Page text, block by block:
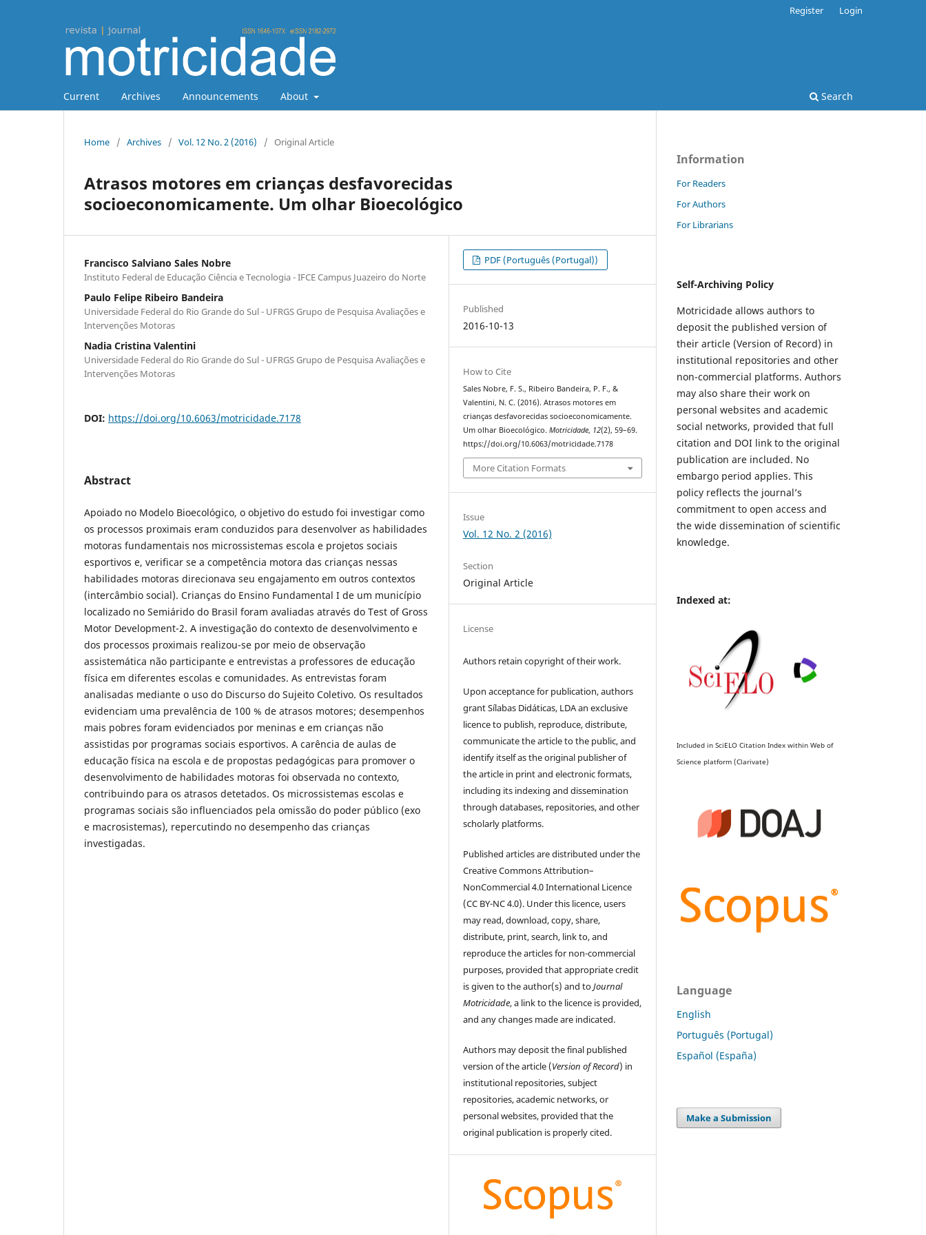
Current Archives Announcements About Search
Register Login
Home / Archives / Vol. 12 No. 2 (2016) / Original Article
Atrasos motores em crianças desfavorecidas
socioeconomicamente. Um olhar Bioecológico
Francisco Salviano Sales Nobre
Instituto Federal de Educação Ciência e Tecnologia - IFCE Campus Juazeiro do Norte
Paulo Felipe Ribeiro Bandeira
Universidade Federal do Rio Grande do Sul - UFRGS Grupo de Pesquisa Avaliações e
Intervenções Motoras
Nadia Cristina Valentini
Universidade Federal do Rio Grande do Sul - UFRGS Grupo de Pesquisa Avaliações e
Intervenções Motoras
DOI: https://doi.org/10.6063/motricidade.7178
Abstract
Apoiado no Modelo Bioecológico, o objetivo do estudo foi investigar como
os processos proximais eram conduzidos para desenvolver as habilidades
motoras fundamentais nos microssistemas escola e projetos sociais
esportivos e, verificar se a competência motora das crianças nessas
habilidades motoras direcionava seu engajamento em outros contextos
(intercâmbio social). Crianças do Ensino Fundamental I de um município
localizado no Semiárido do Brasil foram avaliadas através do Test of Gross
Motor Development-2. A investigação do contexto de desenvolvimento e
dos processos proximais realizou-se por meio de observação
assistemática não participante e entrevistas a professores de educação
física em diferentes escolas e comunidades. As entrevistas foram
analisadas mediante o uso do Discurso do Sujeito Coletivo. Os resultados
evidenciam uma prevalência de 100 % de atrasos motores; desempenhos
mais pobres foram evidenciados por meninas e em crianças não
assistidas por programas sociais esportivos. A carência de aulas de
educação física na escola e de propostas pedagógicas para promover o
desenvolvimento de habilidades motoras foi observada no contexto,
contribuindo para os atrasos detetados. Os microssistemas escolas e
programas sociais são influenciados pela omissão do poder público (exo
e macrosistemas), repercutindo no desempenho das crianças
investigadas.
PDF (Português (Portugal))
Published
2016-10-13
How to Cite
Sales Nobre, F. S., Ribeiro Bandeira, P. F., &
Valentini, N. C. (2016). Atrasos motores em
crianças desfavorecidas socioeconomicamente.
Um olhar Bioecológico.Motricidade, 12(2), 59–69.
https://doi.org/10.6063/motricidade.7178
More Citation Formats
Issue
Vol. 12 No. 2 (2016)
Section
Original Article
License
Authors retain copyright of their work.
Upon acceptance for publication, authors
grant Sílabas Didáticas, LDA an exclusive
licence to publish, reproduce, distribute,
communicate the article to the public, and
identify itself as the original publisher of
the article in print and electronic formats,
including its indexing and dissemination
through databases, repositories, and other
scholarly platforms.
Published articles are distributed under the
Creative Commons Attribution–
NonCommercial 4.0 International Licence
(CC BY-NC 4.0). Under this licence, users
may read, download, copy, share,
distribute, print, search, link to, and
reproduce the articles for non-commercial
purposes, provided that appropriate credit
is given to the author(s) and toJournal
Motricidade, a link to the licence is provided,
and any changes made are indicated.
Authors may deposit the final published
version of the article (Version of Record) in
institutional repositories, subject
repositories, academic networks, or
personal websites, provided that the
original publication is properly cited.
Information
For Readers
For Authors
For Librarians
Self-Archiving Policy
Motricidade allows authors to
deposit the published version of
their article (Version of Record) in
institutional repositories and other
non-commercial platforms. Authors
may also share their work on
personal websites and academic
social networks, provided that full
citation and DOI link to the original
publication are included. No
embargo period applies. This
policy reflects the journal’s
commitment to open access and
the wide dissemination of scientific
knowledge.
Indexed at:
Included in SciELO Citation Index within Web of
Science platform (Clarivate)
Language
English
Português (Portugal)
Español (España)
Make a Submission